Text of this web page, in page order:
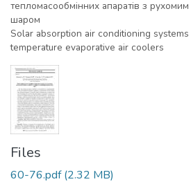
тепломасообмінних апаратів з
шаром
Solar absorption air conditioning
temperature evaporative air coolers
Files
60-76.pdf(2.32 MB)